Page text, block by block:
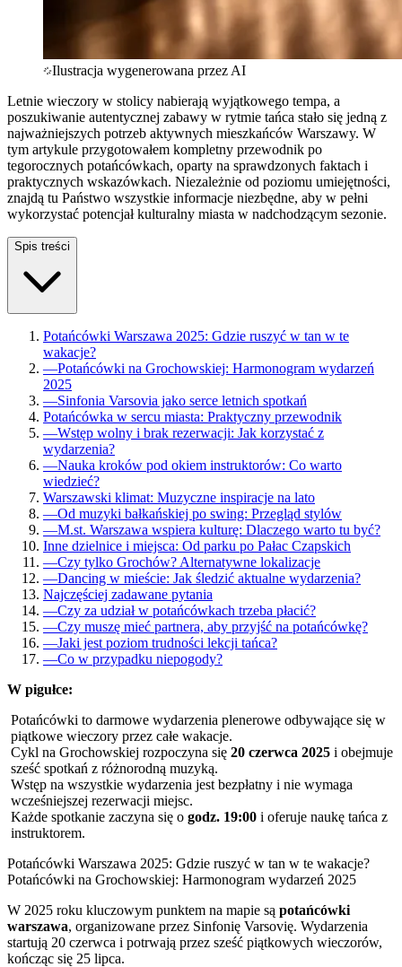
Ilustracja wygenerowana przez AI
Letnie wieczory w stolicy nabierają wyjątkowego tempa, a
poszukiwanie autentycznej zabawy w rytmie tańca stało się jedną z
najważniejszych potrzeb aktywnych mieszkańców Warszawy. W
tym artykule przygotowałem kompletny przewodnik po
tegorocznych potańcówkach, oparty na sprawdzonych faktach i
praktycznych wskazówkach. Niezależnie od poziomu umiejętności,
znajdą tu Państwo wszystkie informacje niezbędne, aby w pełni
wykorzystać potencjał kulturalny miasta w nadchodzącym sezonie.
Spis treści
Potańcówki Warszawa 2025: Gdzie ruszyć w tan w te
wakacje?
—Potańcówki na Grochowskiej: Harmonogram wydarzeń
2025
—Sinfonia Varsovia jako serce letnich spotkań
Potańcówka w sercu miasta: Praktyczny przewodnik
—Wstęp wolny i brak rezerwacji: Jak korzystać z
wydarzenia?
—Nauka kroków pod okiem instruktorów: Co warto
wiedzieć?
Warszawski klimat: Muzyczne inspiracje na lato
—Od muzyki bałkańskiej po swing: Przegląd stylów
—M.st. Warszawa wspiera kulturę: Dlaczego warto tu być?
Inne dzielnice i miejsca: Od parku po Pałac Czapskich
—Czy tylko Grochów? Alternatywne lokalizacje
—Dancing w mieście: Jak śledzić aktualne wydarzenia?
Najczęściej zadawane pytania
—Czy za udział w potańcówkach trzeba płacić?
—Czy muszę mieć partnera, aby przyjść na potańcówkę?
—Jaki jest poziom trudności lekcji tańca?
—Co w przypadku niepogody?
W pigułce:
Potańcówki to darmowe wydarzenia plenerowe odbywające się w
piątkowe wieczory przez całe wakacje.
Cykl na Grochowskiej rozpoczyna się 20 czerwca 2025 i obejmuje
sześć spotkań z różnorodną muzyką.
Wstęp na wszystkie wydarzenia jest bezpłatny i nie wymaga
wcześniejszej rezerwacji miejsc.
Każde spotkanie zaczyna się o godz. 19:00 i oferuje naukę tańca z
instruktorem.
Potańcówki Warszawa 2025: Gdzie ruszyć w tan w te wakacje?
Potańcówki na Grochowskiej: Harmonogram wydarzeń 2025
W 2025 roku kluczowym punktem na mapie są potańcówki
warszawa, organizowane przez Sinfonię Varsovię. Wydarzenia
startują 20 czerwca i potrwają przez sześć piątkowych wieczorów,
kończąc się 25 lipca.